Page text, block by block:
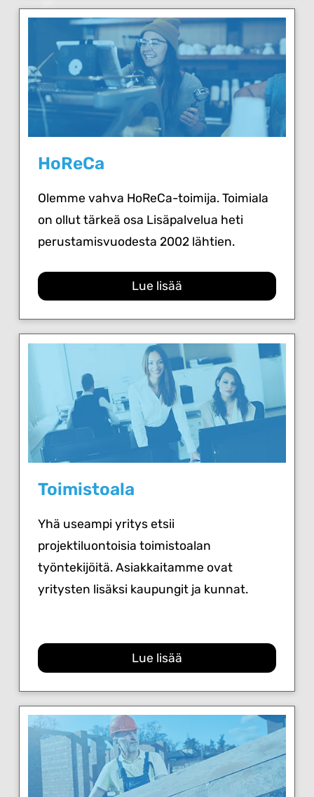
HoReCa
Olemme vahva HoReCa-toimija. Toimiala
on ollut tärkeä osa Lisäpalvelua heti
perustamisvuodesta 2002 lähtien.
Lue lisää
Toimistoala
Yhä useampi yritys etsii
projektiluontoisia toimistoalan
työntekijöitä. Asiakkaitamme ovat
yritysten lisäksi kaupungit ja kunnat.
Lue lisää